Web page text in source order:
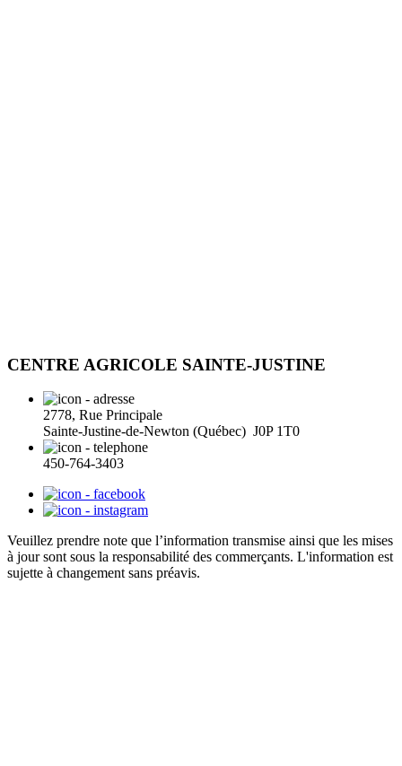
CENTRE AGRICOLE SAINTE-JUSTINE
2778, Rue Principale
Sainte-Justine-de-Newton (Québec) J0P 1T0
450-764-3403
Veuillez prendre note que l’information transmise ainsi que les mises
à jour sont sous la responsabilité des commerçants. L'information est
sujette à changement sans préavis.